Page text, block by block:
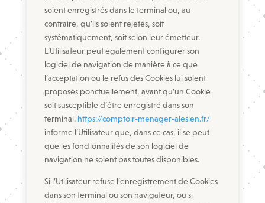
soient enregistrés dans le terminal ou, au
contraire, qu’ils soient rejetés, soit
systématiquement, soit selon leur émetteur.
L’Utilisateur peut également configurer son
logiciel de navigation de manière à ce que
l’acceptation ou le refus des Cookies lui soient
proposés ponctuellement, avant qu’un Cookie
soit susceptible d’être enregistré dans son
terminal. https://comptoir-menager-alesien.fr/
informe l’Utilisateur que, dans ce cas, il se peut
que les fonctionnalités de son logiciel de
navigation ne soient pas toutes disponibles.
Si l’Utilisateur refuse l’enregistrement de Cookies
dans son terminal ou son navigateur, ou si